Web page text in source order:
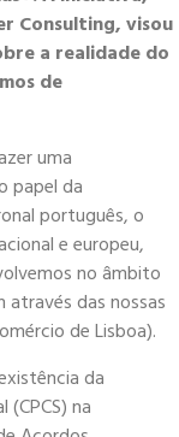
Consulting, visou
a realidade do
de
uma
papel da
português, o
e europeu,
no âmbito
das nossas
de Lisboa).
da
na